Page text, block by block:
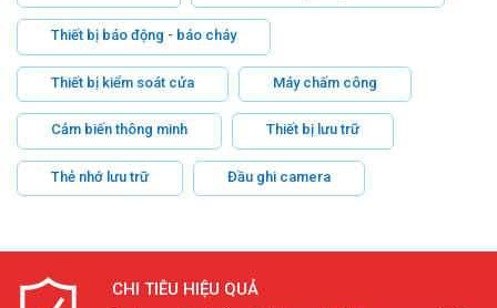
Thiết bị báo động - báo cháy
Thiết bị kiểm soát cửa Máy chấm công
Cảm biến thông minh Thiết bị lưu trữ
Thẻ nhớ lưu trữ Đầu ghi camera
CHI TIÊU HIỆU QUẢ